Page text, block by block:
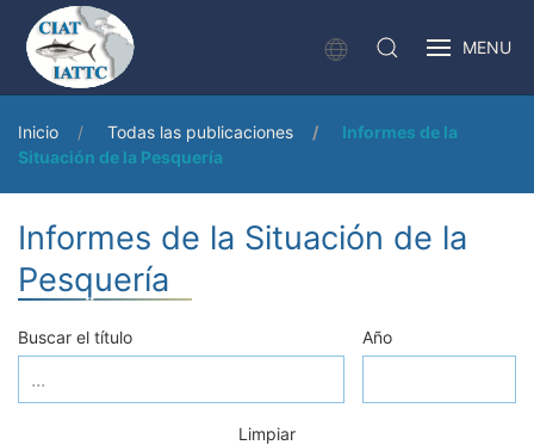
MENU
Inicio Todas las publicaciones
Informes de la
Situación de la Pesquería
Informes de la Situación de la
Pesquería
Buscar el título Año
Limpiar